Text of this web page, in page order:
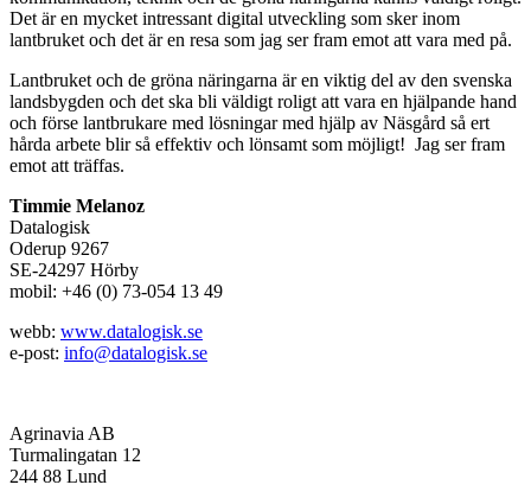
Det är en mycket intressant digital utveckling som sker inom
lantbruket och det är en resa som jag ser fram emot att vara med på.
Lantbruket och de gröna näringarna är en viktig del av den svenska
landsbygden och det ska bli väldigt roligt att vara en hjälpande hand
och förse lantbrukare med lösningar med hjälp av Näsgård så ert
hårda arbete blir så effektiv och lönsamt som möjligt! Jag ser fram
emot att träffas.
Timmie Melanoz
Datalogisk
Oderup 9267
SE-24297 Hörby
mobil: +46 (0) 73-054 13 49
webb: www.datalogisk.se
e-post: info@datalogisk.se
Agrinavia AB
Turmalingatan 12
244 88 Lund